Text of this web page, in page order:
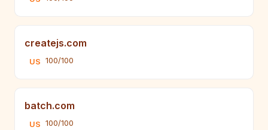
createjs.com
US 100/100
batch.com
US 100/100